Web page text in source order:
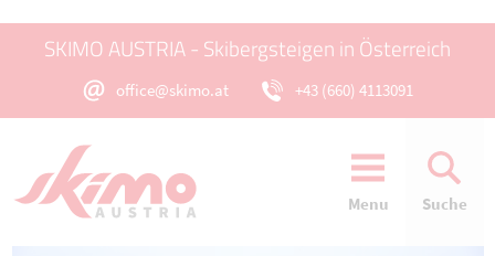
SKIMO AUSTRIA - Skibergsteigen in Österreich
office@skimo.at +43 (660) 4113091
Menu Suche